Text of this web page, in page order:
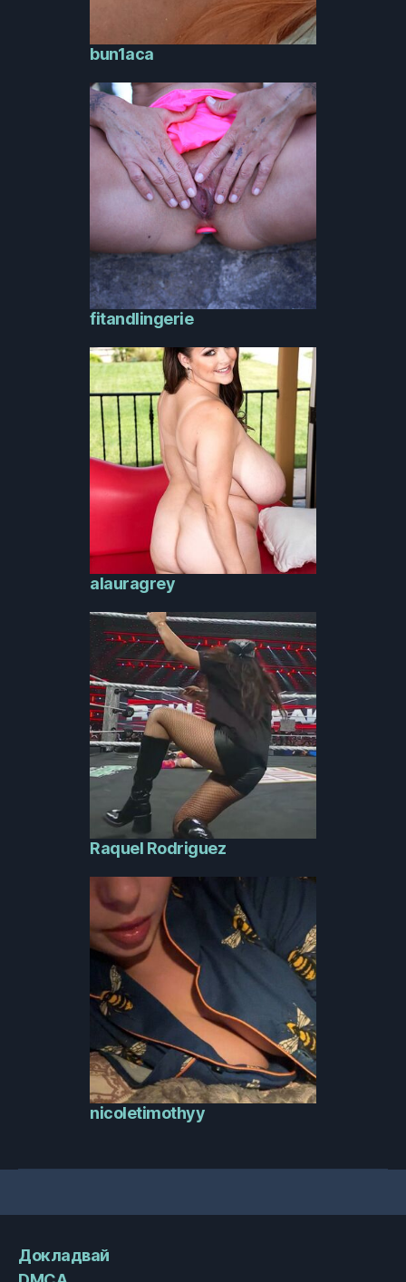
bun1aca
fitandlingerie
alauragrey
Raquel Rodriguez
nicoletimothyy
Докладвай